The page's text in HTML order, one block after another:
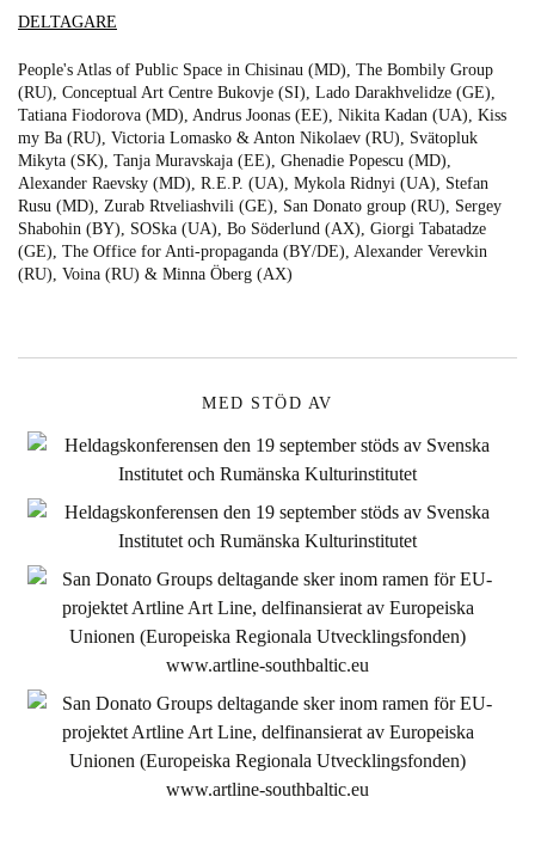
DELTAGARE
People's Atlas of Public Space in Chisinau (MD), The Bombily Group
(RU), Conceptual Art Centre Bukovje (SI), Lado Darakhvelidze (GE),
Tatiana Fiodorova (MD), Andrus Joonas (EE), Nikita Kadan (UA), Kiss
my Ba (RU), Victoria Lomasko & Anton Nikolaev (RU), Svätopluk
Mikyta (SK), Tanja Muravskaja (EE), Ghenadie Popescu (MD),
Alexander Raevsky (MD), R.E.P. (UA), Mykola Ridnyi (UA), Stefan
Rusu (MD), Zurab Rtveliashvili (GE), San Donato group (RU), Sergey
Shabohin (BY), SOSka (UA), Bo Söderlund (AX), Giorgi Tabatadze
(GE), The Office for Anti-propaganda (BY/DE), Alexander Verevkin
(RU), Voina (RU) & Minna Öberg (AX)
MED STÖD AV